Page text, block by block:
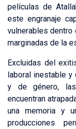
películas de
este engranaje
vulnerables dentro
marginadas de la
Excluidas del
laboral inestable y
y de género,
encuentran
una memoria y
producciones